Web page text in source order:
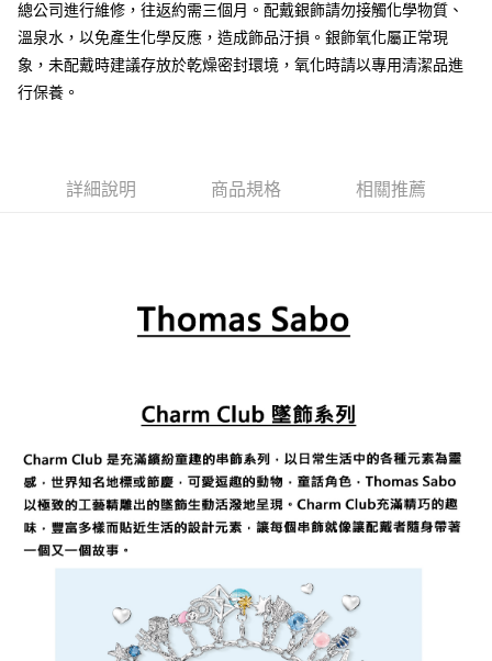
黑貓宅急便
每筆NT$100，滿NT$3,000(含以上)免運費
總公司進行維修，往返約需三個月。配戴銀飾請勿接觸化學物質、
溫泉水，以免產生化學反應，造成飾品汙損。銀飾氧化屬正常現
象，未配戴時建議存放於乾燥密封環境，氧化時請以專用清潔品進
行保養。
詳細說明 商品規格 相關推薦